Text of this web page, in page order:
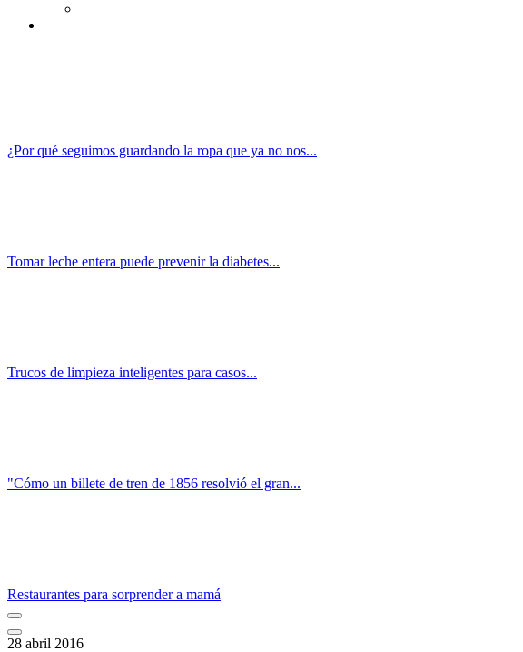
¿Por qué seguimos guardando la ropa que ya no nos...
Tomar leche entera puede prevenir la diabetes...
Trucos de limpieza inteligentes para casos...
"Cómo un billete de tren de 1856 resolvió el gran...
Restaurantes para sorprender a mamá
28 abril 2016